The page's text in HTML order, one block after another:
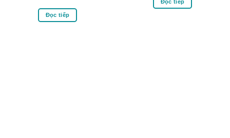
Đọc tiếp
Đọc tiếp